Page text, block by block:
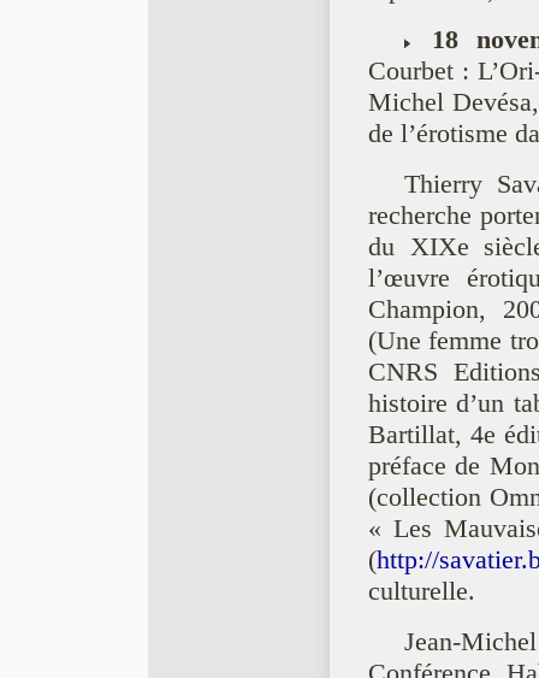
18
Courbet :
Michel
de l’érotisme
Thierry
recherche
du XIXe
l’œuvre
Champion,
(Une femme
CNRS
histoire d’un
Bartillat, 4e
préface de
(collection
« Les
(http://
culturelle.
Jean-